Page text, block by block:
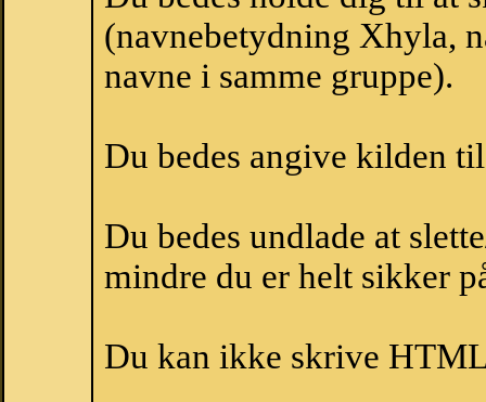
(navnebetydning Xhyla,
navne i samme gruppe).
Du bedes angive kilden
Du bedes undlade at
mindre du er helt sikker
Du kan ikke skrive